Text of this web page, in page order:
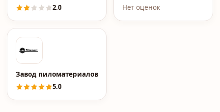
2.0
Нет оценок
Завод пиломатериалов Pilozavod.ru
5.0